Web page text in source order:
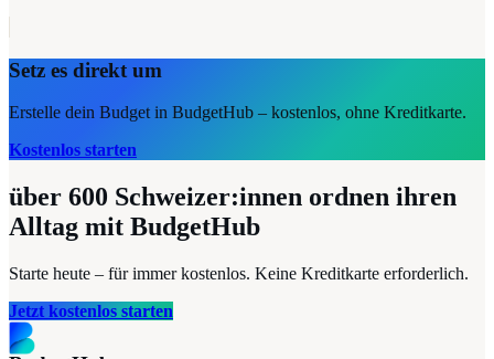
Setz es direkt um
Erstelle dein Budget in BudgetHub – kostenlos, ohne Kreditkarte.
Kostenlos starten
über 600 Schweizer:innen ordnen ihren
Alltag mit BudgetHub
Starte heute – für immer kostenlos. Keine Kreditkarte erforderlich.
Jetzt kostenlos starten